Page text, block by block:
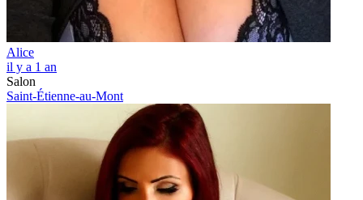
Alice
il y a 1 an
Salon
Saint-Étienne-au-Mont